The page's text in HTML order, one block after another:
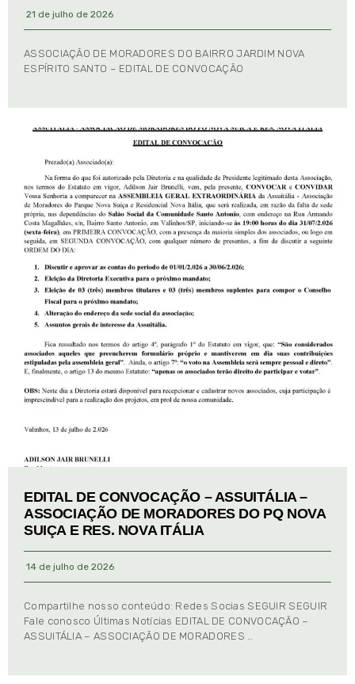
21 de julho de 2026
ASSOCIAÇÃO DE MORADORES DO BAIRRO JARDIM NOVA
ESPÍRITO SANTO – EDITAL DE CONVOCAÇÃO
EDITAL DE CONVOCAÇÃO – ASSUITÁLIA –
ASSOCIAÇÃO DE MORADORES DO PQ NOVA
SUIÇA E RES. NOVA ITÁLIA
14 de julho de 2026
Compartilhe nosso conteúdo: Redes Socias SEGUIR SEGUIR
Fale conosco Últimas Notícias EDITAL DE CONVOCAÇÃO –
ASSUITÁLIA – ASSOCIAÇÃO DE MORADORES …